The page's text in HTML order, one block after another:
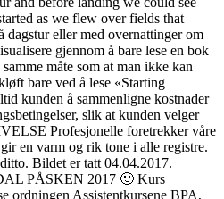
as we flew over fields that
dagstur eller med overnattinger om
gjennom å bare lese en bok
måte som at man ikke kan
bare ved å lese «Starting
kunden å sammenligne kostnader
slik at kunden velger
Profesjonelle foretrekker våre
en varm og rik tone i alle registre.
Bildet er tatt 04.04.2017.
PÅSKEN 2017 🙂 Kurs
ordningen Assistentkursene BPA,